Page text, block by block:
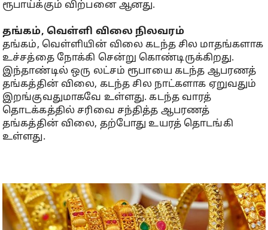
ரூபாய்க்கும் விற்பனை ஆனது.
தங்கம், வெள்ளி விலை நிலவரம்
தங்கம், வெள்ளியின் விலை கடந்த சில மாதங்களாக
உச்சத்தை நோக்கி சென்று கொண்டிருக்கிறது.
இந்தாண்டில் ஒரு லட்சம் ரூபாயை கடந்த ஆபரணத்
தங்கத்தின் விலை, கடந்த சில நாட்களாக ஏறுவதும்
இறங்குவதுமாகவே உள்ளது. கடந்த வாரத்
தொடக்கத்தில் சரிவை சந்தித்த ஆபரணத்
தங்கத்தின் விலை, தற்போது உயரத் தொடங்கி
உள்ளது.